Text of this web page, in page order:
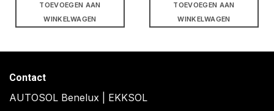
TOEVOEGEN AAN
WINKELWAGEN
TOEVOEGEN AAN
WINKELWAGEN
Contact
AUTOSOL Benelux | EKKSOL